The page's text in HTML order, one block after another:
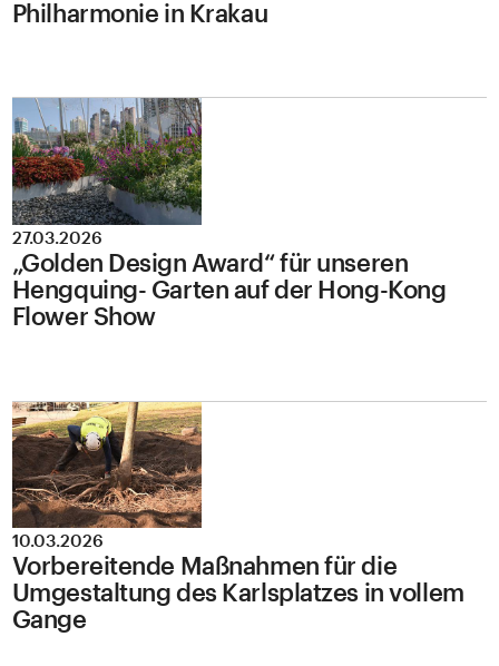
Philharmonie in Krakau
27.03.2026
„Golden Design Award“ für unseren
Hengquing- Garten auf der Hong-Kong
Flower Show
10.03.2026
Vorbereitende Maßnahmen für die
Umgestaltung des Karlsplatzes in vollem
Gange